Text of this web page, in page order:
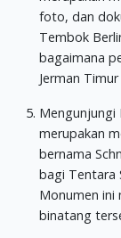
foto, dan
Tembok
bagaimana
Jerman
Mengunjungi
merupakan
bernama
bagi Tentara
Monumen ini
binatang